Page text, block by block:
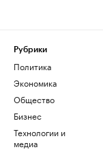
Рубрики
Политика
Экономика
Общество
Бизнес
Технологии и
медиа